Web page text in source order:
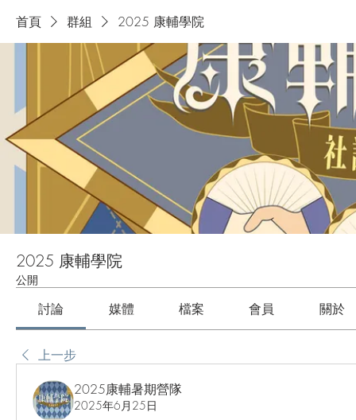
首頁 群組 2025 康輔學院
2025 康輔學院
公開
討論 媒體 檔案 會員 關於
上一步
2025康輔暑期營隊
2025年6月25日